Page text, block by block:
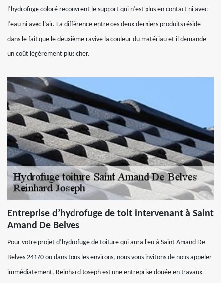
l’hydrofuge coloré recouvrent le support qui n’est plus en contact ni avec
l’eau ni avec l’air. La différence entre ces deux derniers produits réside
dans le fait que le deuxième ravive la couleur du matériau et il demande
un coût légèrement plus cher.
Entreprise d’hydrofuge de toit intervenant à Saint
Amand De Belves
Pour votre projet d’hydrofuge de toiture qui aura lieu à Saint Amand De
Belves 24170 ou dans tous les environs, nous vous invitons de nous appeler
immédiatement. Reinhard Joseph est une entreprise douée en travaux